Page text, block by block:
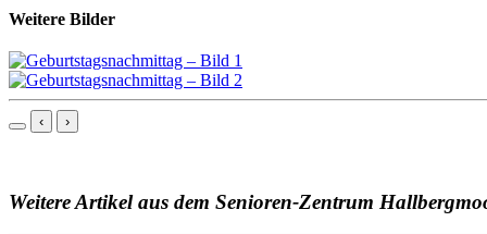
Weitere Bilder
‹ ›
Weitere Artikel aus dem Senioren-Zentrum